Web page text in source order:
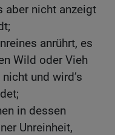
aber nicht anzeigt
anrührt, es
Wild oder Vieh
und wird’s
in dessen
Unreinheit,